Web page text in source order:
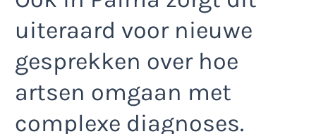
uiteraard voor nieuwe
gesprekken over hoe
artsen omgaan met
complexe diagnoses.